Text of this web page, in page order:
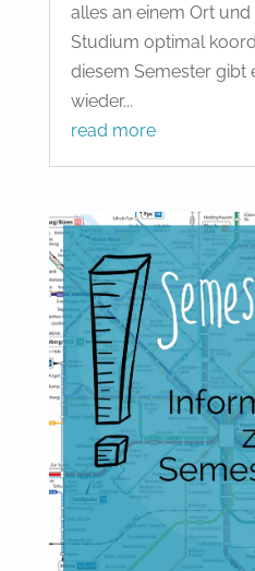
alles an einem Ort und
Studium optimal
diesem Semester gibt
wieder...
read more